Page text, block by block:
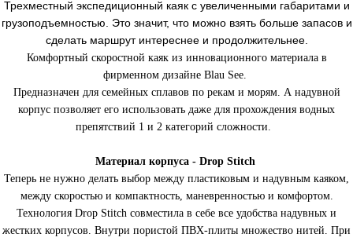
Трехместный экспедиционный каяк с увеличенными габаритами и
грузоподъемностью. Это значит, что можно взять больше запасов и
сделать маршрут интереснее и продолжительнее.
Комфортный скоростной каяк из инновационного материала в
фирменном дизайне Blau See.
Предназначен для семейных сплавов по рекам и морям. А надувной
корпус позволяет его использовать даже для прохождения водных
препятствий 1 и 2 категорий сложности.
Материал корпуса - Drop Stitch
Теперь не нужно делать выбор между пластиковым и надувным каяком,
между скоростью и компактность, маневренностью и комфортом.
Технология Drop Stitch совместила в себе все удобства надувных и
жестких корпусов. Внутри пористой ПВХ-плиты множество нитей. При